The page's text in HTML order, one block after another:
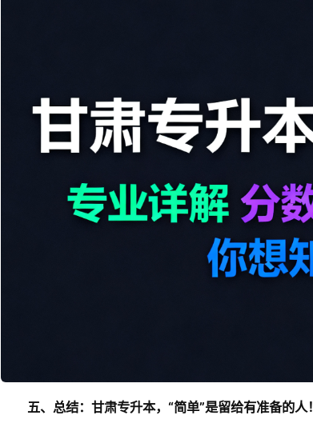
五、总结：甘肃专升本，“简单”是留给有准备的人！